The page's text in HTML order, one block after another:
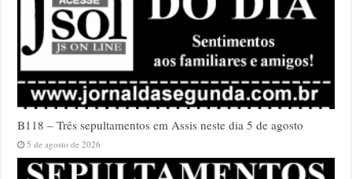
B118 – Três sepultamentos em Assis neste dia 5 de agosto
5 de agosto de 2026